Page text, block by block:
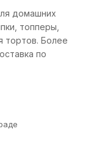
домашних
топперы,
тортов. Более
по